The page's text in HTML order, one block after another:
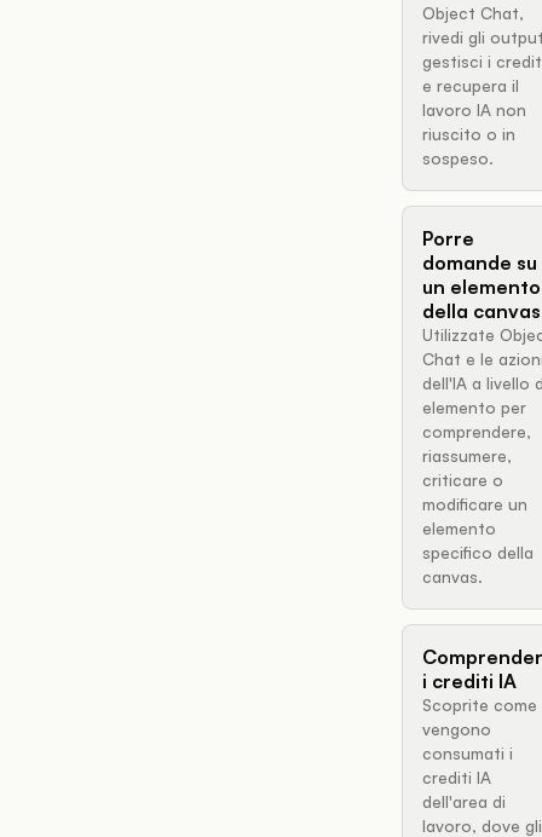
Object Chat,
rivedi gli
gestisci i
e recupera il
lavoro IA non
riuscito o in
sospeso.
Porre
domande su
un elemento
della canvas
Utilizzate
Chat e le
dell'IA a livello
elemento per
comprendere,
riassumere,
criticare o
modificare un
elemento
specifico della
canvas.
i crediti IA
Scoprite come
vengono
consumati i
crediti IA
dell'area di
lavoro, dove gli